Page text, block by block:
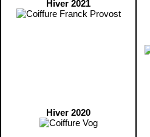
Hiver 2021
Hiver 2020